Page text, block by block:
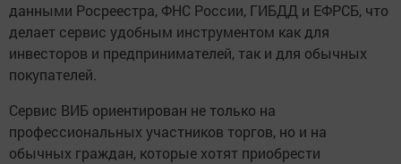
данными Росреестра, ФНС России, ГИБДД и ЕФРСБ, что
делает сервис удобным инструментом как для
инвесторов и предпринимателей, так и для обычных
покупателей.
Сервис ВИБ ориентирован не только на
профессиональных участников торгов, но и на
обычных граждан, которые хотят приобрести